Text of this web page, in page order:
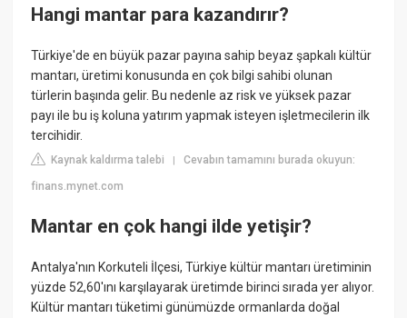
Hangi mantar para kazandırır?
Türkiye'de en büyük pazar payına sahip beyaz şapkalı kültür
mantarı, üretimi konusunda en çok bilgi sahibi olunan
türlerin başında gelir. Bu nedenle az risk ve yüksek pazar
payı ile bu iş koluna yatırım yapmak isteyen işletmecilerin ilk
tercihidir.
Kaynak kaldırma talebi |Cevabın tamamını burada okuyun:
finans.mynet.com
Mantar en çok hangi ilde yetişir?
Antalya'nın Korkuteli İlçesi, Türkiye kültür mantarı üretiminin
yüzde 52,60'ını karşılayarak üretimde birinci sırada yer alıyor.
Kültür mantarı tüketimi günümüzde ormanlarda doğal